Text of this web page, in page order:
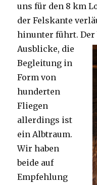
uns für den 8 km
der Felskante
hinunter führt. Der
Ausblicke, die
Begleitung in
Form von
hunderten
Fliegen
allerdings ist
ein Albtraum.
Wir haben
beide auf
Empfehlung